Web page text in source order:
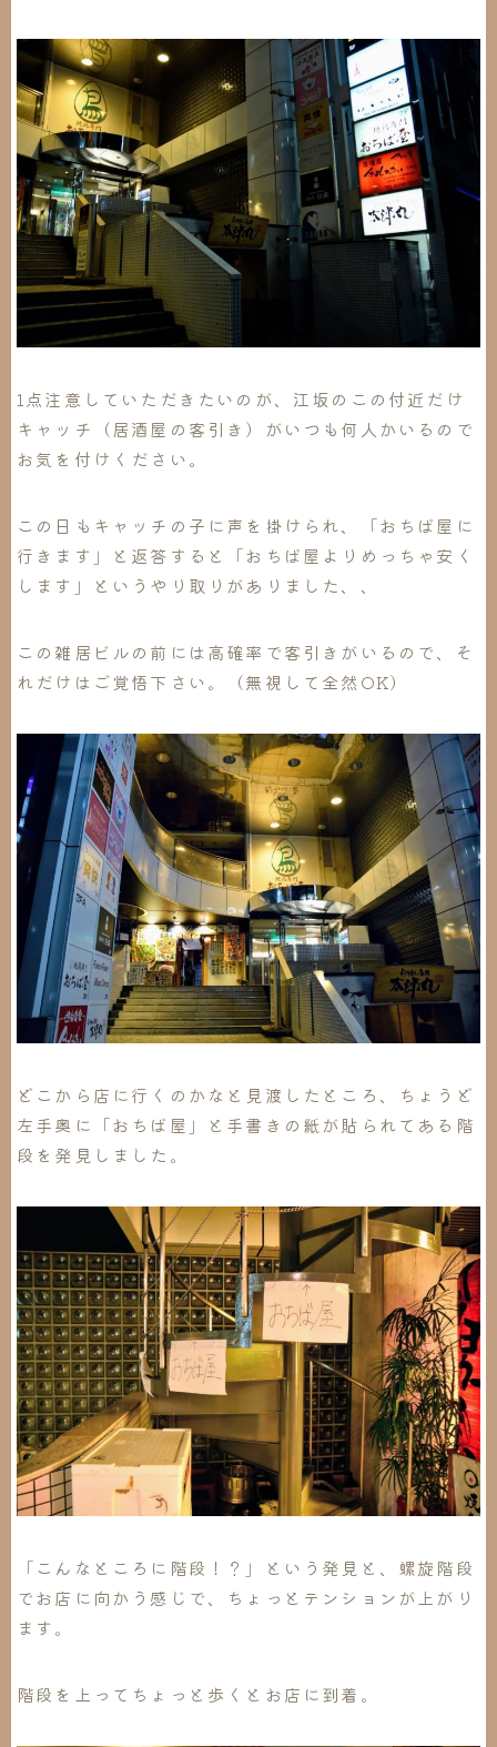
1点注意していただきたいのが、江坂のこの付近だけ
キャッチ（居酒屋の客引き）がいつも何人かいるので
お気を付けください。
この日もキャッチの子に声を掛けられ、「おちば屋に
行きます」と返答すると「おちば屋よりめっちゃ安く
します」というやり取りがありました、、
この雑居ビルの前には高確率で客引きがいるので、そ
れだけはご覚悟下さい。（無視して全然OK）
どこから店に行くのかなと見渡したところ、ちょうど
左手奥に「おちば屋」と手書きの紙が貼られてある階
段を発見しました。
「こんなところに階段！？」という発見と、螺旋階段
でお店に向かう感じで、ちょっとテンションが上がり
ます。
階段を上ってちょっと歩くとお店に到着。